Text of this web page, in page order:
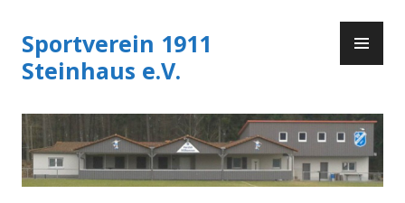
Inhalt
springen
Sportverein 1911
Steinhaus e.V.